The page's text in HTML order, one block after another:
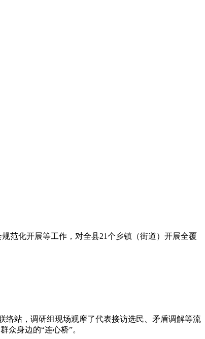
范化开展等工作，对全县21个乡镇（街道）开展全覆
络站，调研组现场观摩了代表接访选民、矛盾调解等流
众身边的“连心桥”。